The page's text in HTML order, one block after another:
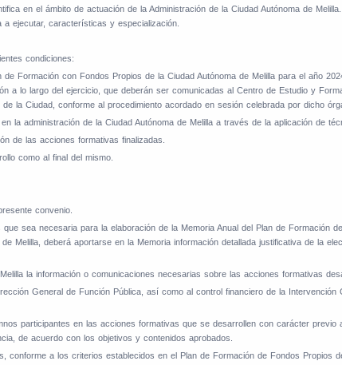
en el ámbito de actuación de la Administración de la Ciudad Autónoma de
ejecutar, características y especialización.
condiciones:
Formación con Fondos Propios de la Ciudad Autónoma de Melilla para el año
a lo largo del ejercicio, que deberán ser comunicadas al Centro de Estudio y
la Ciudad, conforme al procedimiento acordado en sesión celebrada por dicho
la administración de la Ciudad Autónoma de Melilla a través de la aplicación de
de las acciones formativas finalizadas.
como al final del mismo.
convenio.
sea necesaria para la elaboración de la Memoria Anual del Plan de Formación
Melilla, deberá aportarse en la Memoria información detallada justificativa de la
la información o comunicaciones necesarias sobre las acciones formativas
General de Función Pública, así como al control financiero de la Intervención
participantes en las acciones formativas que se desarrollen con carácter
de acuerdo con los objetivos y contenidos aprobados.
conforme a los criterios establecidos en el Plan de Formación de Fondos Propios